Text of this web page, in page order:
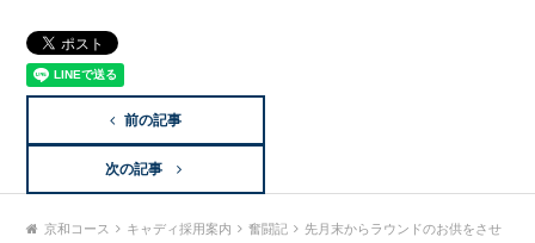
前の記事
次の記事
京和コース キャディ採用案内 奮闘記
先月末からラウンドのお供をさせ